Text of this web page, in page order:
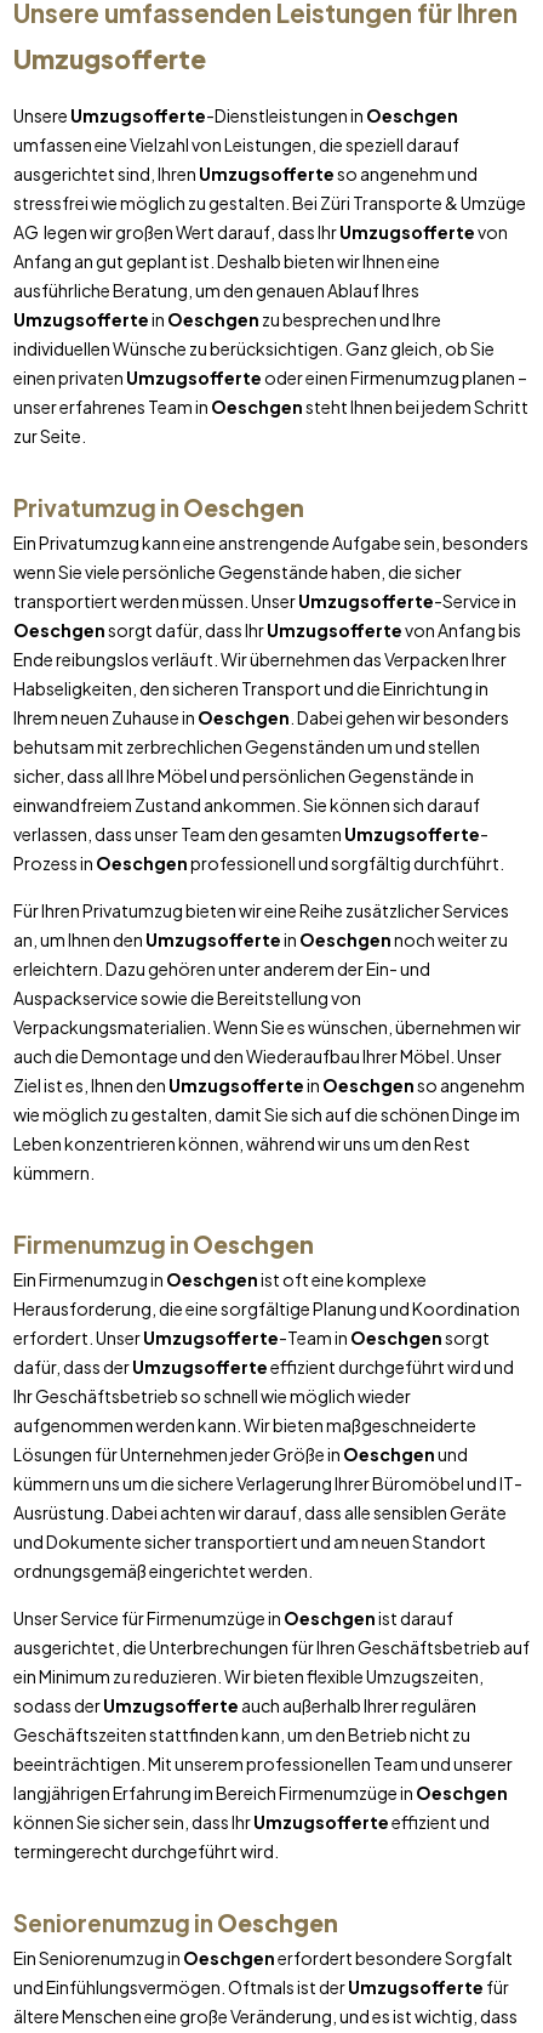
Unsere umfassenden Leistungen für Ihren
Umzugsofferte
Unsere Umzugsofferte-Dienstleistungen in Oeschgen
umfassen eine Vielzahl von Leistungen, die speziell darauf
ausgerichtet sind, Ihren Umzugsofferteso angenehm und
stressfrei wie möglich zu gestalten. Bei Züri Transporte & Umzüge
AG legen wir großen Wert darauf, dass IhrUmzugsoffertevon
Anfang an gut geplant ist. Deshalb bieten wir Ihnen eine
ausführliche Beratung, um den genauen Ablauf Ihres
Umzugsoffertein Oeschgen zu besprechen und Ihre
individuellen Wünsche zu berücksichtigen. Ganz gleich, ob Sie
einen privaten Umzugsofferteoder einen Firmenumzug planen –
unser erfahrenes Team in Oeschgensteht Ihnen bei jedem Schritt
zur Seite.
Privatumzug in Oeschgen
Ein Privatumzug kann eine anstrengende Aufgabe sein, besonders
wenn Sie viele persönliche Gegenstände haben, die sicher
transportiert werden müssen. UnserUmzugsofferte-Service in
Oeschgensorgt dafür, dass IhrUmzugsoffertevon Anfang bis
Ende reibungslos verläuft. Wir übernehmen das Verpacken Ihrer
Habseligkeiten, den sicheren Transport und die Einrichtung in
Ihrem neuen Zuhause in Oeschgen . Dabei gehen wir besonders
behutsam mit zerbrechlichen Gegenständen um und stellen
sicher, dass all Ihre Möbel und persönlichen Gegenstände in
einwandfreiem Zustand ankommen. Sie können sich darauf
verlassen, dass unser Team den gesamten Umzugsofferte-
Prozess in Oeschgenprofessionell und sorgfältig durchführt.
Für Ihren Privatumzug bieten wir eine Reihe zusätzlicher Services
an, um Ihnen den Umzugsoffertein Oeschgennoch weiter zu
erleichtern. Dazu gehören unter anderem der Ein- und
Auspackservice sowie die Bereitstellung von
Verpackungsmaterialien. Wenn Sie es wünschen, übernehmen wir
auch die Demontage und den Wiederaufbau Ihrer Möbel. Unser
Ziel ist es, Ihnen den Umzugsoffertein Oeschgenso angenehm
wie möglich zu gestalten, damit Sie sich auf die schönen Dinge im
Leben konzentrieren können, während wir uns um den Rest
kümmern.
Firmenumzug in Oeschgen
Ein Firmenumzug in Oeschgenist oft eine komplexe
Herausforderung, die eine sorgfältige Planung und Koordination
erfordert. UnserUmzugsofferte-Team in Oeschgensorgt
dafür, dass derUmzugsofferteeffizient durchgeführt wird und
Ihr Geschäftsbetrieb so schnell wie möglich wieder
aufgenommen werden kann. Wir bieten maßgeschneiderte
Lösungen für Unternehmen jeder Größe in Oeschgenund
kümmern uns um die sichere Verlagerung Ihrer Büromöbel und IT-
Ausrüstung. Dabei achten wir darauf, dass alle sensiblen Geräte
und Dokumente sicher transportiert und am neuen Standort
ordnungsgemäß eingerichtet werden.
Unser Service für Firmenumzüge in Oeschgenist darauf
ausgerichtet, die Unterbrechungen für Ihren Geschäftsbetrieb auf
ein Minimum zu reduzieren. Wir bieten flexible Umzugszeiten,
sodass derUmzugsofferte auch außerhalb Ihrer regulären
Geschäftszeiten stattfinden kann, um den Betrieb nicht zu
beeinträchtigen. Mit unserem professionellen Team und unserer
langjährigen Erfahrung im Bereich Firmenumzüge in Oeschgen
können Sie sicher sein, dass IhrUmzugsofferteeffizient und
termingerecht durchgeführt wird.
Seniorenumzug in Oeschgen
Ein Seniorenumzug in Oeschgenerfordert besondere Sorgfalt
und Einfühlungsvermögen. Oftmals ist derUmzugsofferte für
ältere Menschen eine große Veränderung, und es ist wichtig, dass